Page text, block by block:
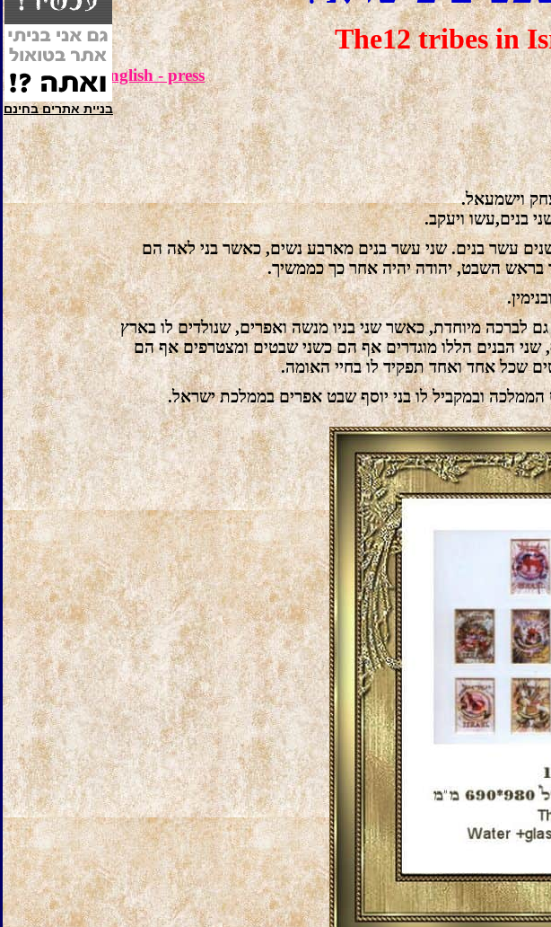
בניית אתרים בחינם
The12 tribes in
English - press
וישמעאל.
בנים,עשו ויעקב.
עשר בנים. שני עשר בנים מארבע נשים, כאשר בני לאה הם
בראש השבט, יהודה יהיה אחר כך כממשיך.
לברכה מיוחדת, כאשר שני בניו מנשה ואפרים, שנולדים לו בארץ
הבנים הללו מוגדרים אף הם כשני שבטים ומצטרפים אף הם
שכל אחד ואחד תפקיד לו בחיי האומה.
ובמקביל לו בני יוסף שבט אפרים בממלכת ישראל.